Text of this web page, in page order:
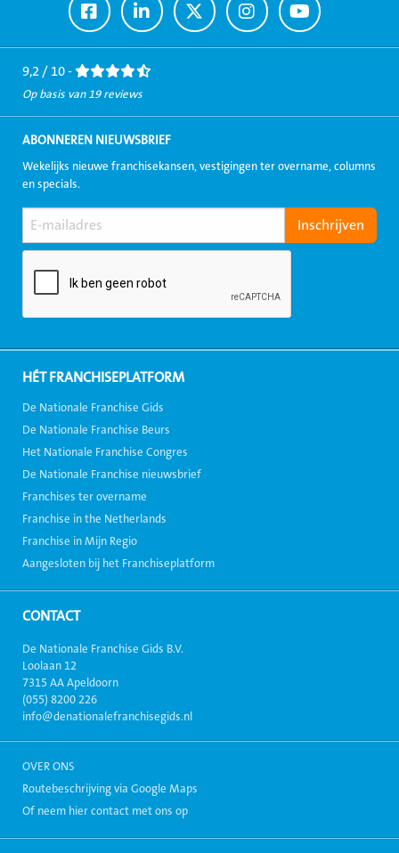
Ga
naar
Facebook
Ga
naar
LinkedIn
Ga
naar
Twitter
Ga
naar
Instagram
Ga
naar
Youtube
9,2 / 10 -
Op basis van 19 reviews
ABONNEREN NIEUWSBRIEF
Wekelijks nieuwe franchisekansen, vestigingen ter overname, columns
en specials.
HÉT FRANCHISEPLATFORM
De Nationale Franchise Gids
De Nationale Franchise Beurs
Het Nationale Franchise Congres
De Nationale Franchise nieuwsbrief
Franchises ter overname
Franchise in the Netherlands
Franchise in Mijn Regio
Aangesloten bij het Franchiseplatform
CONTACT
De Nationale Franchise Gids B.V.
Loolaan 12
7315 AA Apeldoorn
(055) 8200 226
info@denationalefranchisegids.nl
OVER ONS
Routebeschrijving via Google Maps
Of neem hier contact met ons op